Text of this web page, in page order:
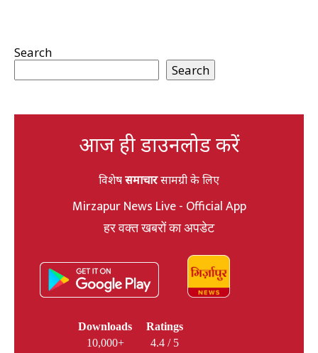
Search
Search
आज ही डाउनलोड करें
विशेषसमाचारसामग्री के लिए
Mirzapur News Live - Official App
हर वक्त खबरों का अपडेट
Downloads
10,000+
Ratings
4.4 / 5